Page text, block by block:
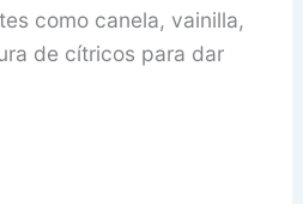
como canela, vainilla,
de cítricos para dar